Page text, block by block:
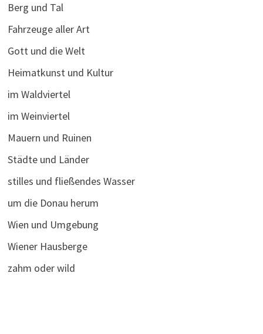
Berg und Tal
Fahrzeuge aller Art
Gott und die Welt
Heimatkunst und Kultur
im Waldviertel
im Weinviertel
Mauern und Ruinen
Städte und Länder
stilles und fließendes Wasser
um die Donau herum
Wien und Umgebung
Wiener Hausberge
zahm oder wild